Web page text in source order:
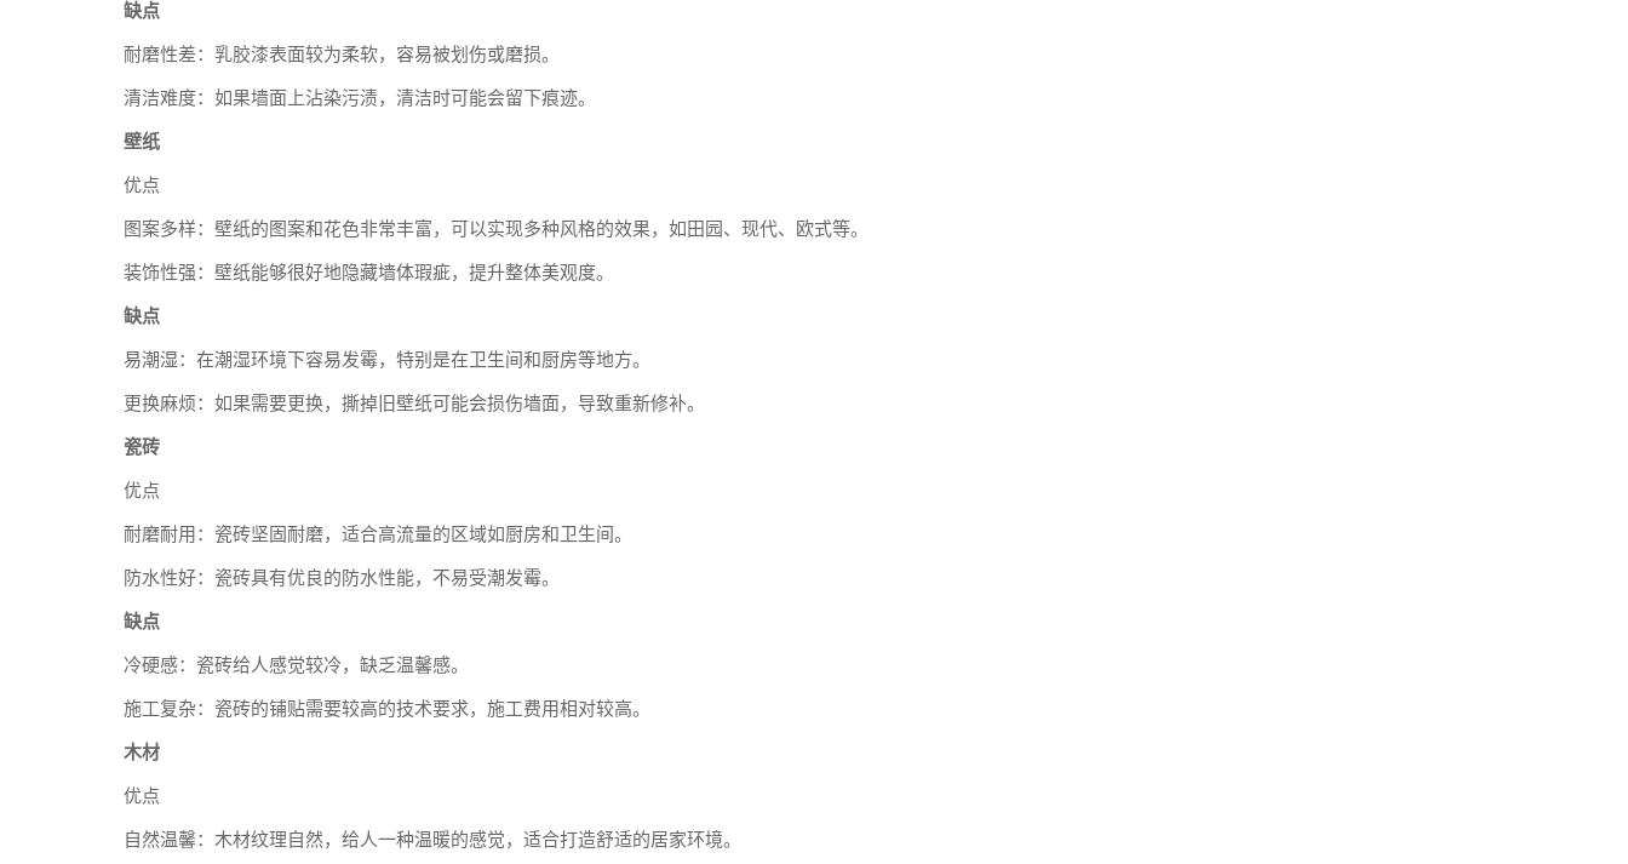
缺点
耐磨性差：乳胶漆表面较为柔软，容易被划伤或磨损。
清洁难度：如果墙面上沾染污渍，清洁时可能会留下痕迹。
壁纸
优点
图案多样：壁纸的图案和花色非常丰富，可以实现多种风格的效果，如田园、现代、欧式等。
装饰性强：壁纸能够很好地隐藏墙体瑕疵，提升整体美观度。
缺点
易潮湿：在潮湿环境下容易发霉，特别是在卫生间和厨房等地方。
更换麻烦：如果需要更换，撕掉旧壁纸可能会损伤墙面，导致重新修补。
瓷砖
优点
耐磨耐用：瓷砖坚固耐磨，适合高流量的区域如厨房和卫生间。
防水性好：瓷砖具有优良的防水性能，不易受潮发霉。
缺点
冷硬感：瓷砖给人感觉较冷，缺乏温馨感。
施工复杂：瓷砖的铺贴需要较高的技术要求，施工费用相对较高。
木材
优点
自然温馨：木材纹理自然，给人一种温暖的感觉，适合打造舒适的居家环境。